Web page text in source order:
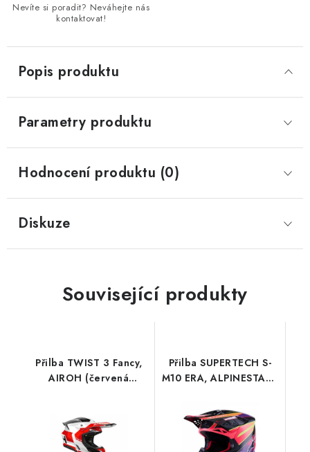
Nevíte si poradit? Neváhejte nás
kontaktovat!
Popis produktu
Parametry produktu
Hodnocení produktu (0)
Diskuze
Související produkty
Přilba TWIST 3 Fancy,
AIROH (červená
Přilba SUPERTECH S-
M10 ERA, ALPINESTARS
fluo) 2026